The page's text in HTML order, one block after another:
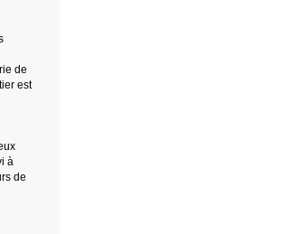
de
est
à
de